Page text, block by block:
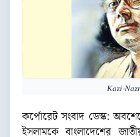
Kazi-
কর্পোরেট সংবাদ ডেস্ক:
ইসলামকে বাংলাদেশের